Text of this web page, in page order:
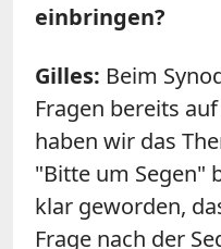
einbringen?
Gilles: Beim
Fragen bereits
haben wir das
"Bitte um Segen"
klar geworden,
Frage nach der